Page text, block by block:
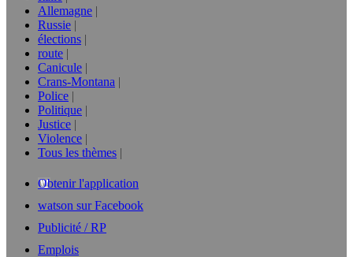
Allemagne
Russie
élections
route
Canicule
Crans-Montana
Police
Politique
Justice
Violence
Tous les thèmes
Obtenir l'application
watson sur Facebook
Publicité / RP
Emplois